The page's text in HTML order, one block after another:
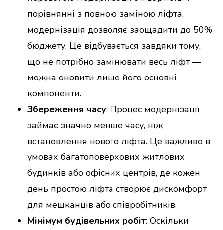
порівнянні з повною заміною ліфта,
модернізація дозволяє заощадити до 50%
бюджету. Це відбувається завдяки тому,
що не потрібно замінювати весь ліфт —
можна оновити лише його основні
компоненти.
Збереження часу: Процес модернізації
займає значно менше часу, ніж
встановлення нового ліфта. Це важливо в
умовах багатоповерхових житлових
будинків або офісних центрів, де кожен
день простою ліфта створює дискомфорт
для мешканців або співробітників.
Мінімум будівельних робіт: Оскільки